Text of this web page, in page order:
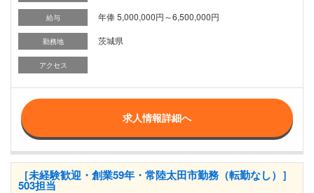
給与 年俸 5,000,000円～6,500,000円
勤務地 茨城県
アクセス
求人情報詳細へ
［未経験歓迎・創業59年・常陸太田市勤務（転勤なし）］
503担当